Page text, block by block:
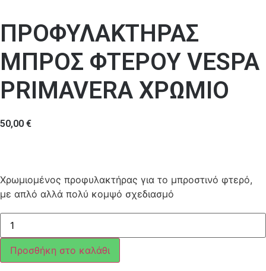
ΠΡΟΦΥΛΑΚΤΗΡΑΣ
ΜΠΡΟΣ ΦΤΕΡΟΥ VESPA
PRIMAVERA ΧΡΩΜΙΟ
50,00 €
Χρωμιομένος προφυλακτήρας για το μπροστινό φτερό,
με απλό αλλά πολύ κομψό σχεδιασμό
ΠΡΟΦΥΛΑΚΤΗΡΑΣ
ΜΠΡΟΣ
ΦΤΕΡΟΥ
VESPA
PRIMAVERA
ΧΡΩΜΙΟ
Προσθήκη στο καλάθι